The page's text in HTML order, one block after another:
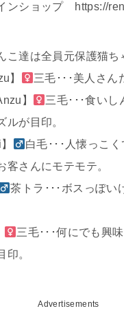
ンショップ https://
こ達は全員元保護猫ち
】
三毛･･･美人さん
】
三毛･･･食いし
ルが目印。
白毛･･･人懐っこ
客さんにモテモテ。
茶トラ･･･ボスっぽい
三毛･･･何にでも興
印。
Advertisements